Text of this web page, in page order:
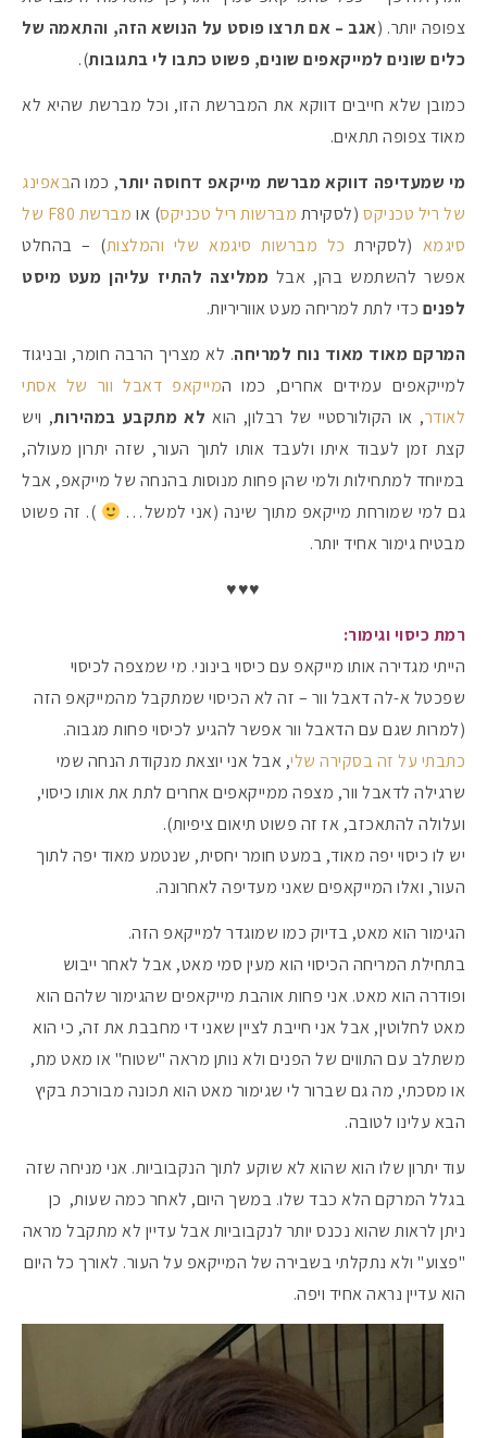
צפופה יותר. (אגב – אם תרצו פוסט על הנושא הזה, והתאמה של
כלים שונים למייקאפים שונים, פשוט כתבו לי בתגובות).
כמובן שלא חייבים דווקא את המברשת הזו, וכל מברשת שהיא לא
מאוד צפופה תתאים.
מי שמעדיפה דווקא מברשת מייקאפ דחוסה יותר, כמו הבאפינג
של ריל טכניקס(לסקירת מברשות ריל טכניקס) או
מברשת F80 של
סיגמא (לסקירת כל מברשות סיגמא שלי והמלצות) – בהחלט
אפשר להשתמש בהן, אבל ממליצה להתיז עליהן מעט מיסט
לפנים כדי לתת למריחה מעט אווריריות.
המרקם מאוד מאוד נוח למריחה. לא מצריך הרבה חומר, ובניגוד
למייקאפים עמידים אחרים, כמו המייקאפ דאבל וור של אסתי
לאודר, או הקולורסטיי של רבלון, הוא לא מתקבע במהירות, ויש
קצת זמן לעבוד איתו ולעבד אותו לתוך העור, שזה יתרון מעולה,
במיוחד למתחילות ולמי שהן פחות מנוסות בהנחה של מייקאפ, אבל
גם למי שמורחת מייקאפ מתוך שינה (אני למשל…
). זה פשוט
מבטיח גימור אחיד יותר.
♥♥♥
רמת כיסוי וגימור:
הייתי מגדירה אותו מייקאפ עם כיסוי בינוני. מי שמצפה לכיסוי
שפכטל א-לה דאבל וור – זה לא הכיסוי שמתקבל מהמייקאפ הזה
(למרות שגם עם הדאבל וור אפשר להגיע לכיסוי פחות מגבוה.
כתבתי על זה בסקירה שלי, אבל אני יוצאת מנקודת הנחה שמי
שרגילה לדאבל וור, מצפה ממייקאפים אחרים לתת את אותו כיסוי,
ועלולה להתאכזב, אז זה פשוט תיאום ציפיות).
יש לו כיסוי יפה מאוד, במעט חומר יחסית, שנטמע מאוד יפה לתוך
העור, ואלו המייקאפים שאני מעדיפה לאחרונה.
הגימור הוא מאט, בדיוק כמו שמוגדר למייקאפ הזה.
בתחילת המריחה הכיסוי הוא מעין סמי מאט, אבל לאחר ייבוש
ופודרה הוא מאט. אני פחות אוהבת מייקאפים שהגימור שלהם הוא
מאט לחלוטין, אבל אני חייבת לציין שאני די מחבבת את זה, כי הוא
משתלב עם התווים של הפנים ולא נותן מראה "שטוח" או מאט מת,
או מסכתי, מה גם שברור לי שגימור מאט הוא תכונה מבורכת בקיץ
הבא עלינו לטובה.
עוד יתרון שלו הוא שהוא לא שוקע לתוך הנקבוביות. אני מניחה שזה
בגלל המרקם הלא כבד שלו. במשך היום, לאחר כמה שעות, כן
ניתן לראות שהוא נכנס יותר לנקבוביות אבל עדיין לא מתקבל מראה
"פצוע" ולא נתקלתי בשבירה של המייקאפ על העור. לאורך כל היום
הוא עדיין נראה אחיד ויפה.